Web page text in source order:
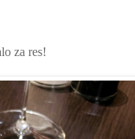
za res!